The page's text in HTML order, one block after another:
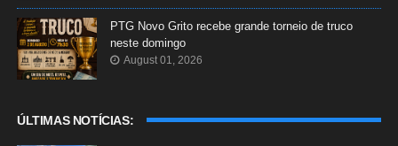
PTG Novo Grito recebe grande torneio de truco
neste domingo
August 01, 2026
ÚLTIMAS NOTÍCIAS: